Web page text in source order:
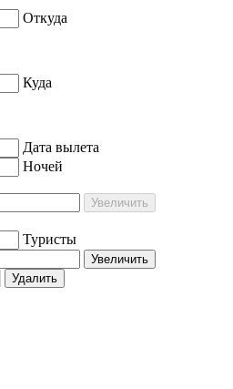
Откуда
Куда
Дата вылета
Ночей
Увеличить
Туристы
Увеличить
Удалить